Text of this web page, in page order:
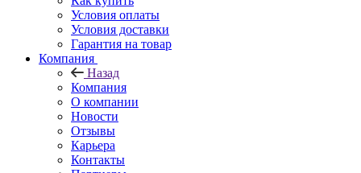
Условия оплаты
Условия доставки
Гарантия на товар
Компания
Назад
Компания
О компании
Новости
Отзывы
Карьера
Контакты